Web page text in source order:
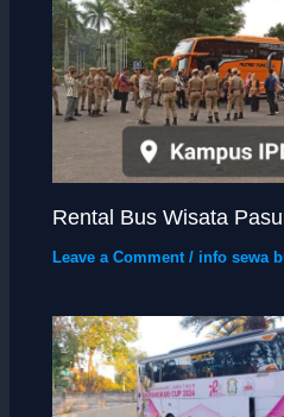
Rental Bus Wisata
Leave a Comment / info sewa